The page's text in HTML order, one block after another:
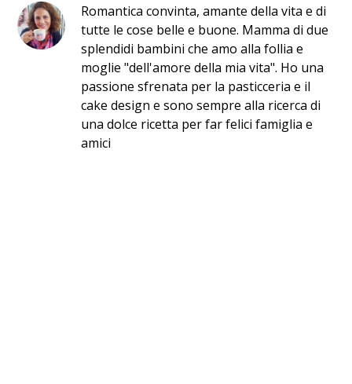
Romantica convinta, amante della vita e di
tutte le cose belle e buone. Mamma di due
splendidi bambini che amo alla follia e
moglie "dell'amore della mia vita". Ho una
passione sfrenata per la pasticceria e il
cake design e sono sempre alla ricerca di
una dolce ricetta per far felici famiglia e
amici